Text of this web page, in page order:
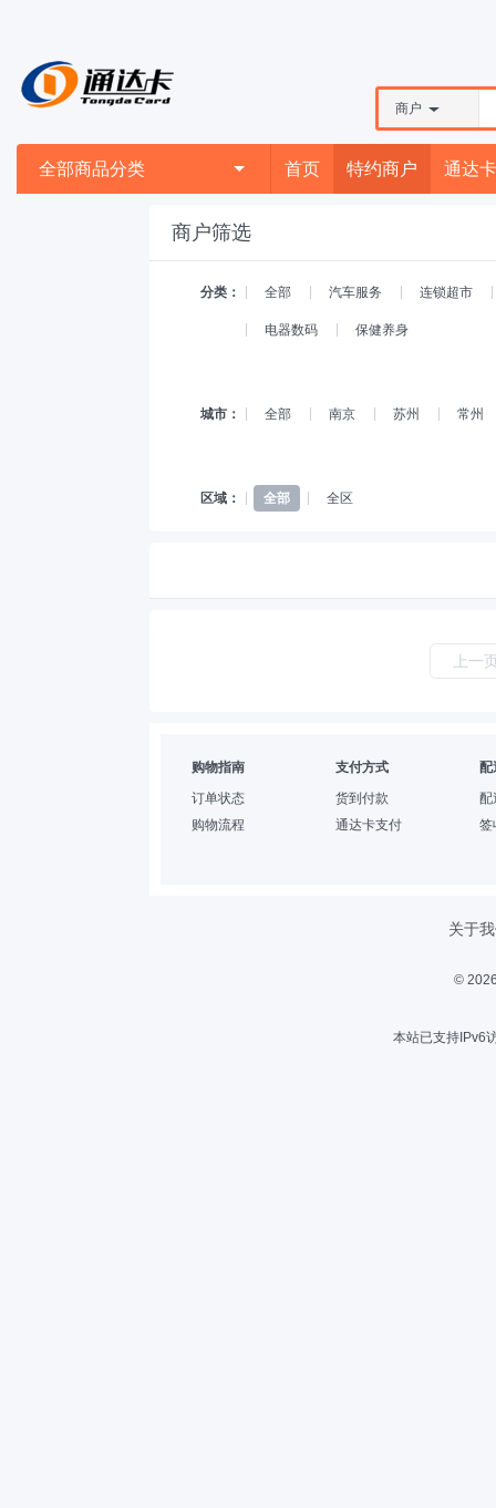
商户
全部商品分类 首页 特约商户 通达卡
商户筛选
分类： 全部 汽车服务 连锁超市
电器数码 保健养身
城市： 全部 南京 苏州 常州
区域： 全部 全区
上一
购物指南
订单状态
购物流程
支付方式
货到付款
通达卡支付
配
配
签
关于
©
本站已支持IPv6